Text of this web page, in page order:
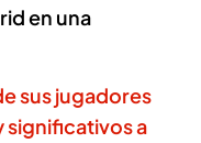
en una
sus jugadores
significativos a